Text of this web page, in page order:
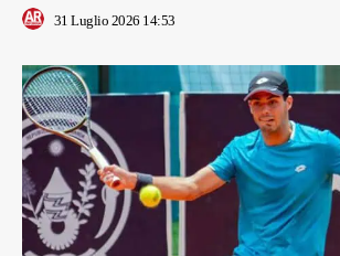
31 Luglio 2026 14:53